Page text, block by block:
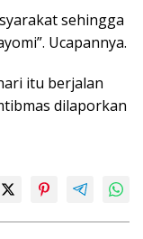
sehingga
Ucapannya.
itu berjalan
dilaporkan